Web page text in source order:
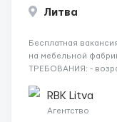
Литва
Бесплатная
на мебельной
ТРЕБОВАНИЯ: -
час нетто 📃
RBK Litva
Агентство